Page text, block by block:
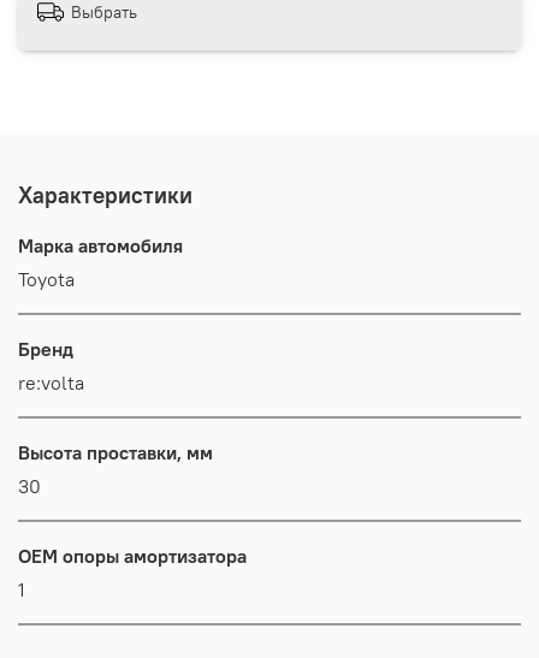
Выбрать
Характеристики
Марка автомобиля
Toyota
Бренд
re:volta
Высота проставки, мм
30
OEM опоры амортизатора
1